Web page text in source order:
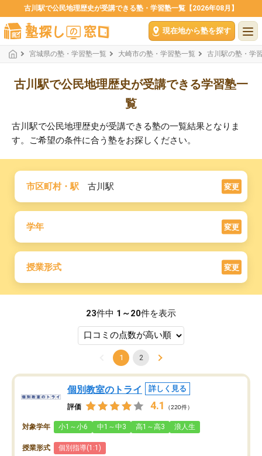
古川駅で公民地理歴史が受講できる塾・学習塾一覧【2026年08月】
現在地から塾を探す
宮城県の塾・学習塾一覧 大崎市の塾・学習塾一覧 古川駅の塾・学
古川駅で公民地理歴史が受講できる学習塾一
覧
古川駅で公民地理歴史が受講できる塾の一覧結果となりま
す。ご希望の条件に合う塾をお探しください。
市区町村・駅 古川駅 変更
学年 変更
授業形式 変更
23件中 1～20件を表示
1 2
個別教室のトライ 詳しく見る
評価 4.1 （220件）
対象学年 小1～小6 中1～中3 高1～高3 浪人生
授業形式 個別指導(1:1)